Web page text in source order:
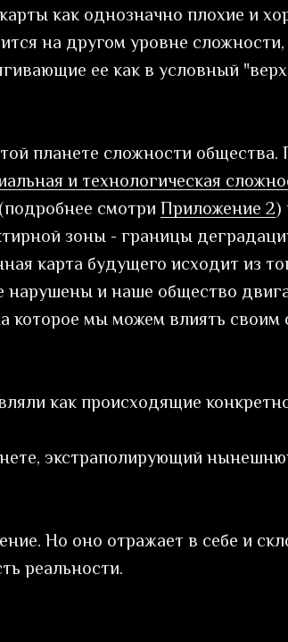
как однозначно плохие и
на другом уровне
ее как в условный
планете сложности общества.
и технологическая
смотри Приложение 2)
зоны - границы
карта будущего исходит из
нарушены и наше общество
которое мы можем влиять своим
как происходящие
экстраполирующий
Но оно отражает в себе и
реальности.